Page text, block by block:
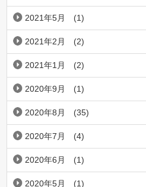
2021年5月 (1)
2021年2月 (2)
2021年1月 (2)
2020年9月 (1)
2020年8月 (35)
2020年7月 (4)
2020年6月 (1)
2020年5月 (1)